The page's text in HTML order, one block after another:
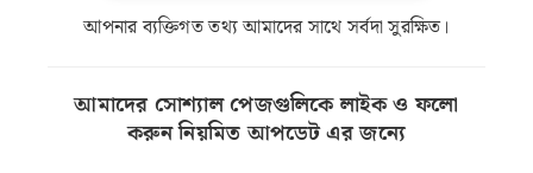
আপনার ব্যক্তিগত তথ্য আমাদের সাথে সর্বদা সুরক্ষিত।
আমাদের সোশ্যাল পেজগুলিকে লাইক ও ফলো
করুন নিয়মিত আপডেট এর জন্যে